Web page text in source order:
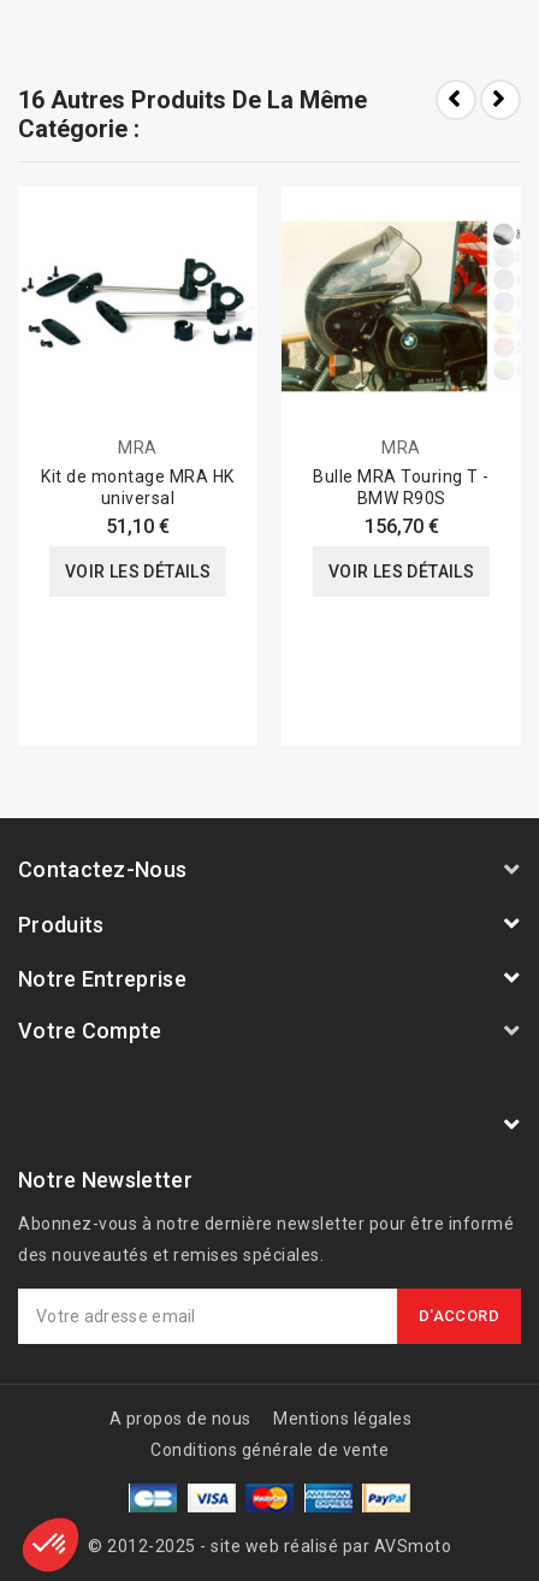
16 Autres Produits De La Même
Catégorie :
MRA
Kit de montage MRA HK
universal
51,10 €
VOIR LES DÉTAILS
MRA
Bulle MRA Touring T -
BMW R90S
156,70 €
VOIR LES DÉTAILS
Contactez-Nous
Produits
Notre Entreprise
Votre Compte
Notre Newsletter
Abonnez-vous à notre dernière newsletter pour être informé
des nouveautés et remises spéciales.
A propos de nous
Mentions légales
Conditions générale de vente
© 2012-2025 - site web réalisé par AVSmoto